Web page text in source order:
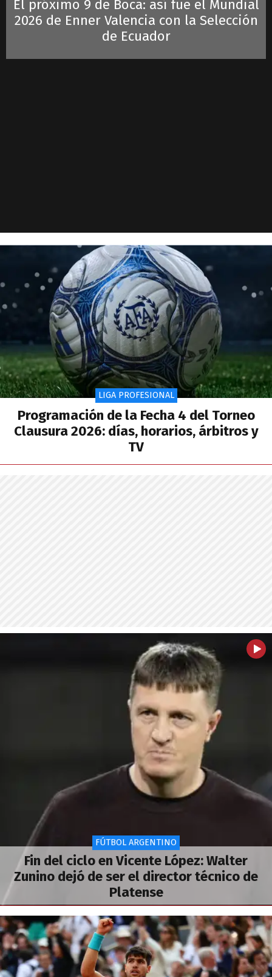
El próximo 9 de Boca: así fue el Mundial
2026 de Enner Valencia con la Selección
de Ecuador
LIGA PROFESIONAL
Programación de la Fecha 4 del Torneo
Clausura 2026: días, horarios, árbitros y
TV
FÚTBOL ARGENTINO
Fin del ciclo en Vicente López: Walter
Zunino dejó de ser el director técnico de
Platense